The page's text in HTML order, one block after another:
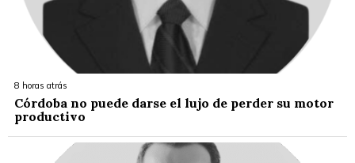
8 horas atrás
Córdoba no puede darse el lujo de perder su motor
productivo